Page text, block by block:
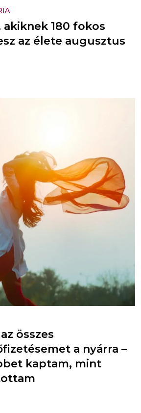
180 fokos
az élete augusztus
összes
a nyárra –
kaptam, mint